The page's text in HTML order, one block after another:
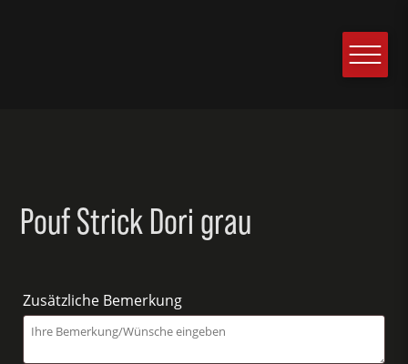
Pouf Strick Dori grau
Zusätzliche Bemerkung